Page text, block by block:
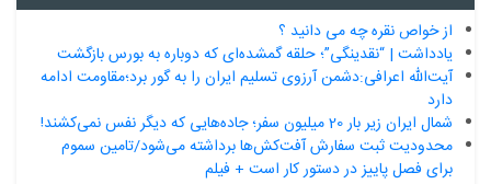
از خواص نقره چه می دانید ؟
یادداشت | “نقدینگی”؛ حلقه گمشده‌ای که دوباره به بورس بازگشت
آیت‌الله اعرافی:دشمن آرزوی تسلیم ایران را به گور برد؛مقاومت ادامه
دارد
شمال ایران زیر بار 20 میلیون سفر؛ جاده‌هایی که دیگر نفس نمی‌کشند!
محدودیت ثبت سفارش آفت‌کش‌ها برداشته می‌شود/تامین سموم
برای فصل پاییز در دستور کار است + فیلم